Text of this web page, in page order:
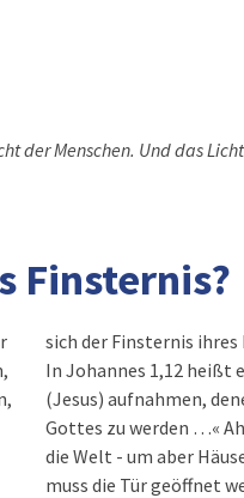
der Menschen. Und das
Finsternis?
sich der Finsternis
In Johannes 1,12 heißt
(Jesus) aufnahmen,
Gottes zu werden …«
die Welt - um aber
muss die Tür geöffnet